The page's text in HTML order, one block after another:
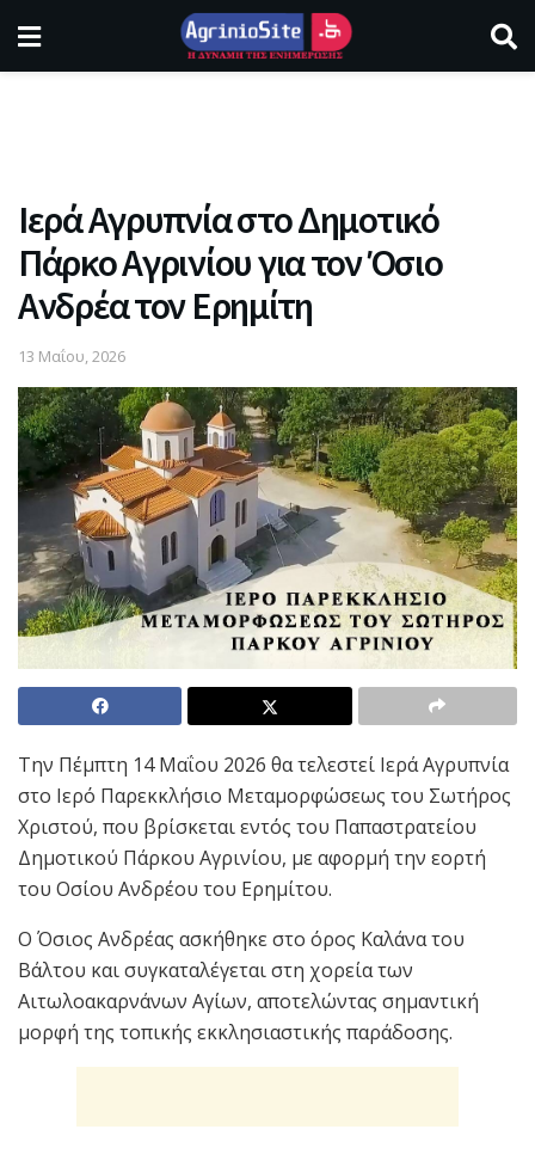
Ιερά Αγρυπνία στο Δημοτικό
Πάρκο Αγρινίου για τον Όσιο
Ανδρέα τον Ερημίτη
13 Μαΐου, 2026
Την Πέμπτη 14 Μαΐου 2026 θα τελεστεί Ιερά Αγρυπνία
στο Ιερό Παρεκκλήσιο Μεταμορφώσεως του Σωτήρος
Χριστού, που βρίσκεται εντός του Παπαστρατείου
Δημοτικού Πάρκου Αγρινίου, με αφορμή την εορτή
του Οσίου Ανδρέου του Ερημίτου.
Ο Όσιος Ανδρέας ασκήθηκε στο όρος Καλάνα του
Βάλτου και συγκαταλέγεται στη χορεία των
Αιτωλοακαρνάνων Αγίων, αποτελώντας σημαντική
μορφή της τοπικής εκκλησιαστικής παράδοσης.